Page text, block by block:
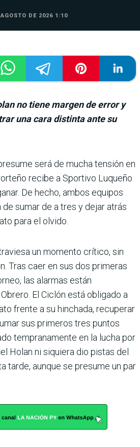
DE 2026 1:10
no tiene margen de error y
una cara distinta ante su
será de mucha tensión en
recibe a Sportivo Luqueño
De hecho, ambos equipos
de sumar de a tres y dejar atrás
para el olvido.
un momento crítico, sin
Tras caer en sus dos primeras
las alarmas están
El Ciclón está obli­gado a
frente a su hinchada, recuperar
sus primeros tres pun­tos
tempranamente en la lucha por
Holan ni siquiera dio pistas del
tarde, aunque se presume un par